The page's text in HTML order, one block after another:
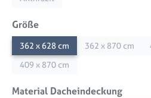
Größeauswählen
362 x 628 cm 362 x 870 cm
409 x 870 cm
Material Dacheindeckung